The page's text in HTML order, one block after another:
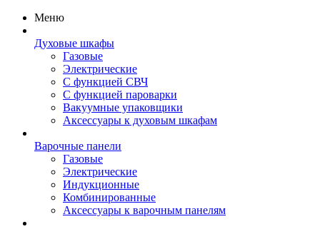
Меню
Духовые шкафы
Газовые
Электрические
С функцией СВЧ
С функцией пароварки
Вакуумные упаковщики
Аксессуары к духовым шкафам
Варочные панели
Газовые
Электрические
Индукционные
Комбинированные
Аксессуары к варочным панелям